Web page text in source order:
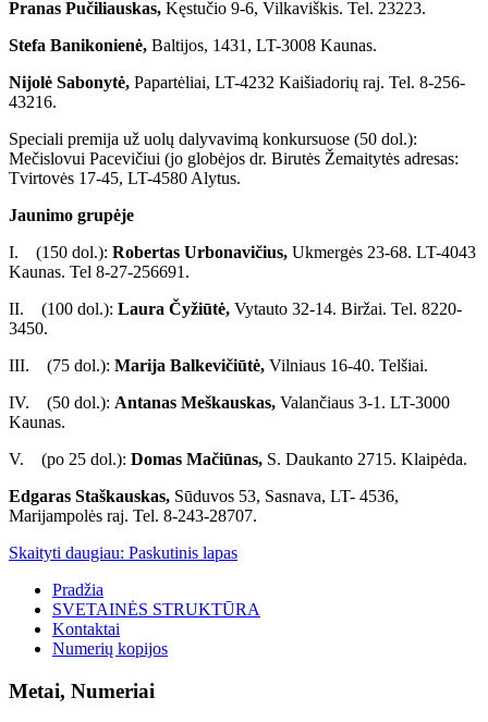
Pranas Pučiliauskas, Kęstučio 9-6, Vilkaviškis. Tel. 23223.
Stefa Banikonienė, Baltijos, 1431, LT-3008 Kaunas.
Nijolė Sabonytė, Papartėliai, LT-4232 Kaišiadorių raj. Tel. 8-256-
43216.
Speciali premija už uolų dalyvavimą konkursuose (50 dol.):
Mečislovui Pacevičiui (jo globėjos dr. Birutės Žemaitytės adresas:
Tvirtovės 17-45, LT-4580 Alytus.
Jaunimo grupėje
I. (150 dol.): Robertas Urbonavičius, Ukmergės 23-68. LT-4043
Kaunas. Tel 8-27-256691.
II. (100 dol.): Laura Čyžiūtė, Vytauto 32-14. Biržai. Tel. 8220-
3450.
III. (75 dol.): Marija Balkevičiūtė, Vilniaus 16-40. Telšiai.
IV. (50 dol.): Antanas Meškauskas, Valančiaus 3-1. LT-3000
Kaunas.
V. (po 25 dol.): Domas Mačiūnas, S. Daukanto 2715. Klaipėda.
Edgaras Staškauskas, Sūduvos 53, Sasnava, LT- 4536,
Marijampolės raj. Tel. 8-243-28707.
Skaityti daugiau: Paskutinis lapas
Pradžia
SVETAINĖS STRUKTŪRA
Kontaktai
Numerių kopijos
Metai, Numeriai